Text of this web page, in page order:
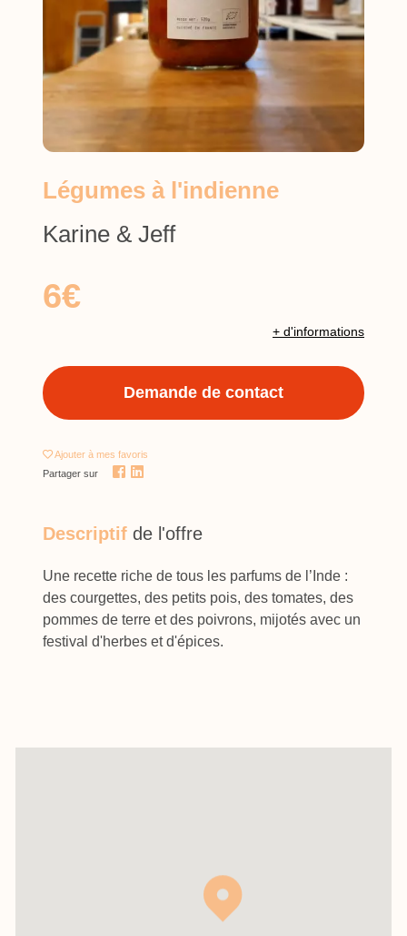
Légumes à l'indienne
Karine & Jeff
6€
+ d'informations
Demande de contact
Ajouter à mes favoris
Partager sur
Descriptif de l'offre
Une recette riche de tous les parfums de l’Inde :
des courgettes, des petits pois, des tomates, des
pommes de terre et des poivrons, mijotés avec un
festival d'herbes et d'épices.